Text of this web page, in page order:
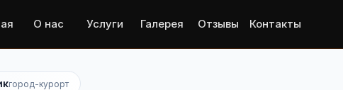
О нас Услуги Галерея Отзывы Контакты
город-курорт